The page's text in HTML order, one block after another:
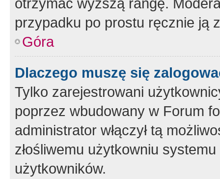
przypadku po prostu ręcznie ją
Góra
Dlaczego muszę się
Tylko zarejestrowani
poprzez wbudowany w Forum
administrator włączył tą
złośliwemu użytkowniu
użytkowników.